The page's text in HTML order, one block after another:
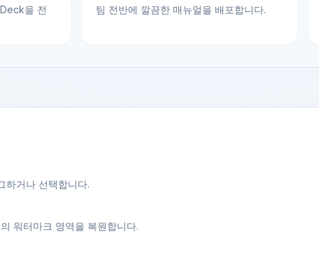
을 전
팀 전반에 깔끔한 매뉴얼을 배포합니다.
하거나 선택합니다.
워터마크 영역을 복원합니다.